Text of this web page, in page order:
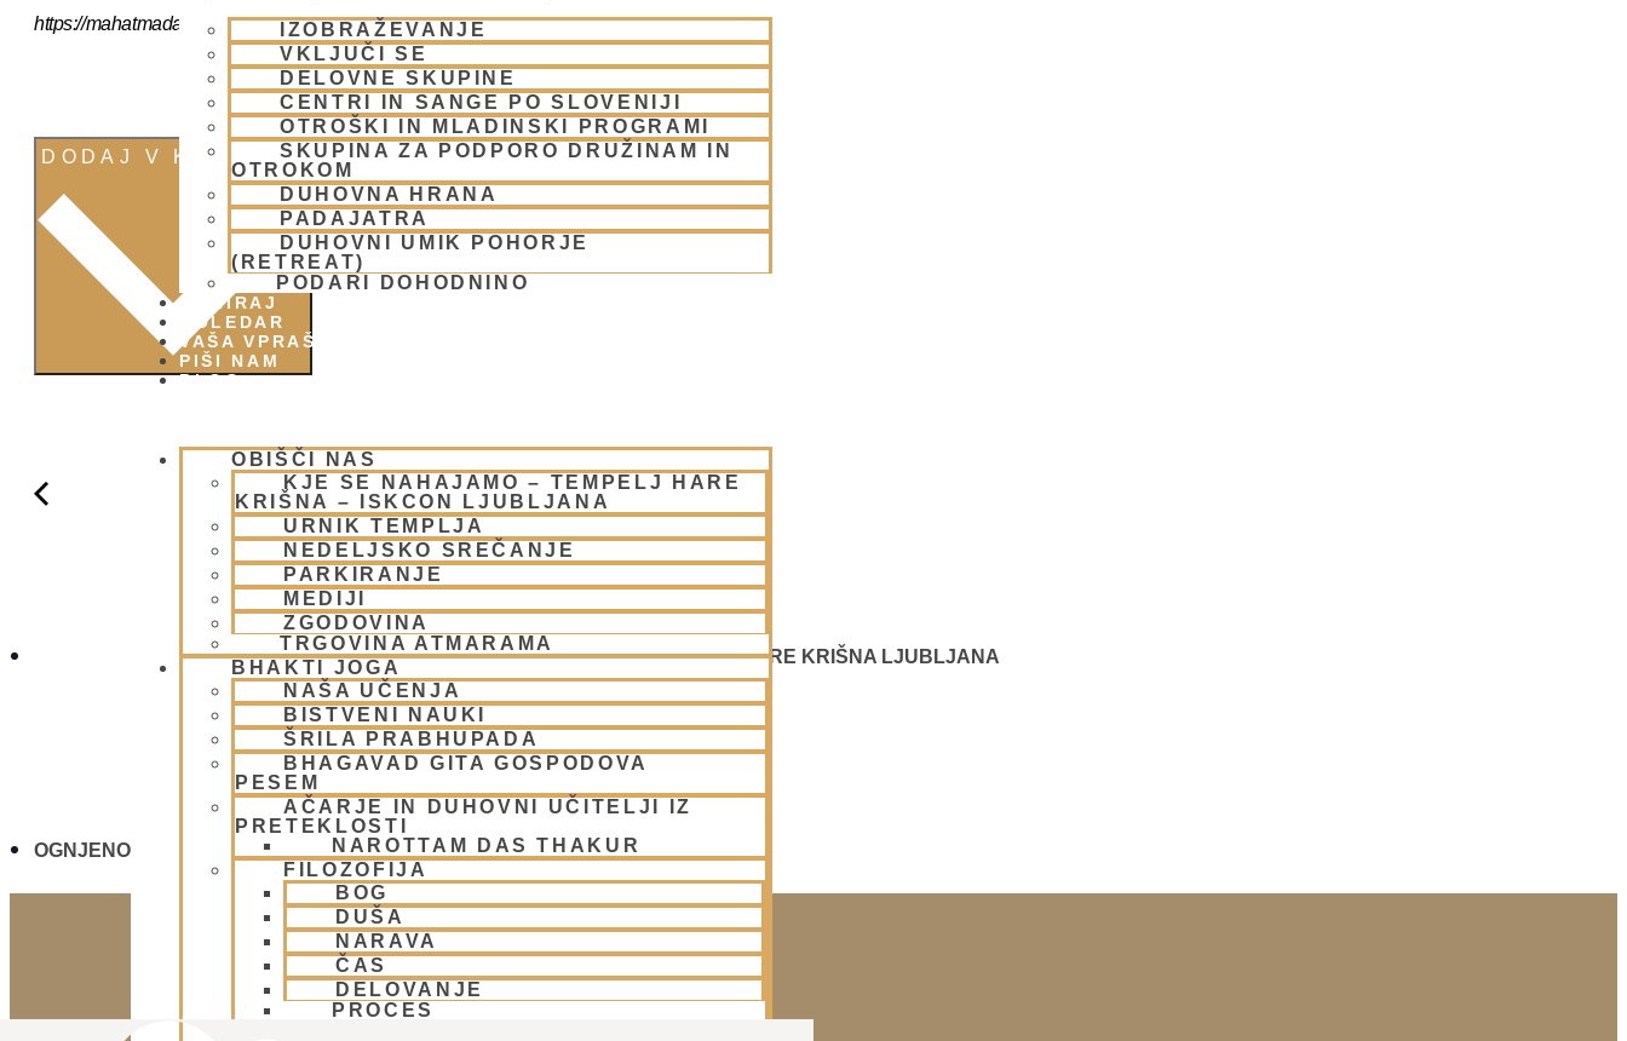
IZOBRAŽEVANJE
VKLJUČI SE
DELOVNE SKUPINE
CENTRI IN SANGE PO SLOVENIJI
OTROŠKI IN MLADINSKI PROGRAMI
SKUPINA ZA PODPORO DRUŽINAM IN
OTROKOM
DUHOVNA HRANA
PADAJATRA
DUHOVNI UMIK POHORJE
(RETREAT)
PODARI DOHODNINO
DONIRAJ
KOLEDAR
VAŠA VPRAŠANJA
PIŠI NAM
BLOG
OBIŠČI NAS
KJE SE NAHAJAMO – TEMPELJ HARE
KRIŠNA – ISKCON LJUBLJANA
URNIK TEMPLJA
NEDELJSKO SREČANJE
PARKIRANJE
MEDIJI
ZGODOVINA
TRGOVINA ATMARAMA
BHAKTI JOGA
NAŠA UČENJA
BISTVENI NAUKI
ŠRILA PRABHUPADA
BHAGAVAD GITA GOSPODOVA
PESEM
AČARJE IN DUHOVNI UČITELJI IZ
PRETEKLOSTI
NAROTTAM DAS THAKUR
FILOZOFIJA
BOG
DUŠA
NARAVA
ČAS
DELOVANJE
PROCES
https://mahatmadas.com
DODAJ V KOLEDAR
NEDELJSKO SREČANJE - CENTER HARE KRIŠNA LJUBLJANA
OGNJENO ŽRTVOVANJE - NARASIMHA JAGJA - VSAKO SOBOTO